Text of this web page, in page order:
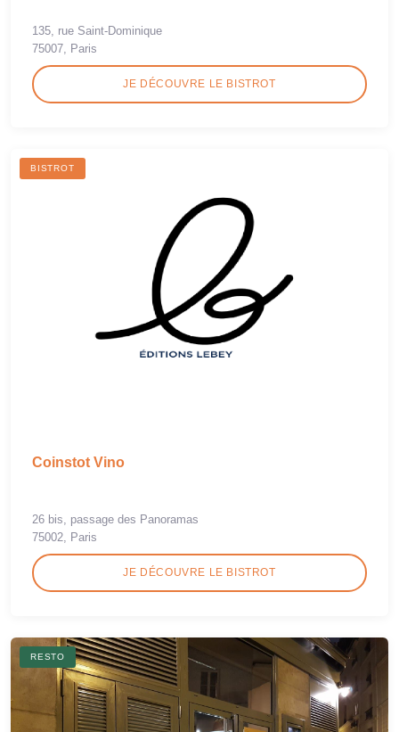
135, rue Saint-Dominique
75007, Paris
JE DÉCOUVRE LE BISTROT
BISTROT
Coinstot Vino
26 bis, passage des Panoramas
75002, Paris
JE DÉCOUVRE LE BISTROT
RESTO